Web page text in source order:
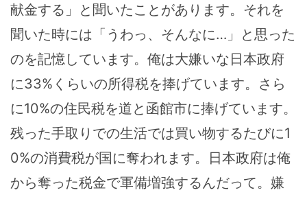
献金する」と聞いたことがあります。それを
聞いた時には「うわっ、そんなに…」と思った
のを記憶しています。俺は大嫌いな日本政府
に33%くらいの所得税を捧げています。さら
に10%の住民税を道と函館市に捧げています。
残った手取りでの生活では買い物するたびに1
0%の消費税が国に奪われます。日本政府は俺
から奪った税金で軍備増強するんだって。嫌